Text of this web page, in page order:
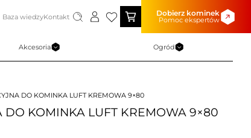
Baza wiedzyKontakt Dobierz kominek
Pomoc ekspertów
Akcesoria Ogród
DO KOMINKA LUFT KREMOWA 9×80
DO KOMINKA LUFT KREMOWA 9×80